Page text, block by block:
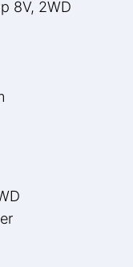
8V, 2WD